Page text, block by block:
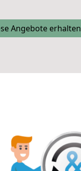
Angebote erhalten